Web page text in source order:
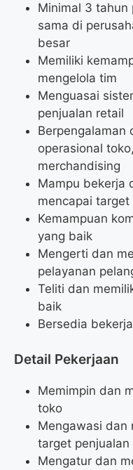
Minimal 3 tahun
sama di
besar
Memiliki
mengelola tim
Menguasai
penjualan retail
Berpengalaman
operasional
merchandising
Mampu bekerja
mencapai target
Kemampuan
yang baik
Mengerti dan
pelayanan
Teliti dan
baik
Bersedia
Detail Pekerjaan
Memimpin dan
toko
Mengawasi dan
target penjualan
Mengatur dan